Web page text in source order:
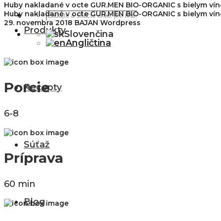
Produkty
Recepty
Súťaž
Blog
Slovenčina
Angličtina
Huby nakladané v octe GUR.MEN BIO-ORGANIC s bielym
Huby nakladané v octe GUR.MEN BIO-ORGANIC s bielym
29. novembra 2018 BAJAN Wordpress
Porcie
6-8
Príprava
60 min